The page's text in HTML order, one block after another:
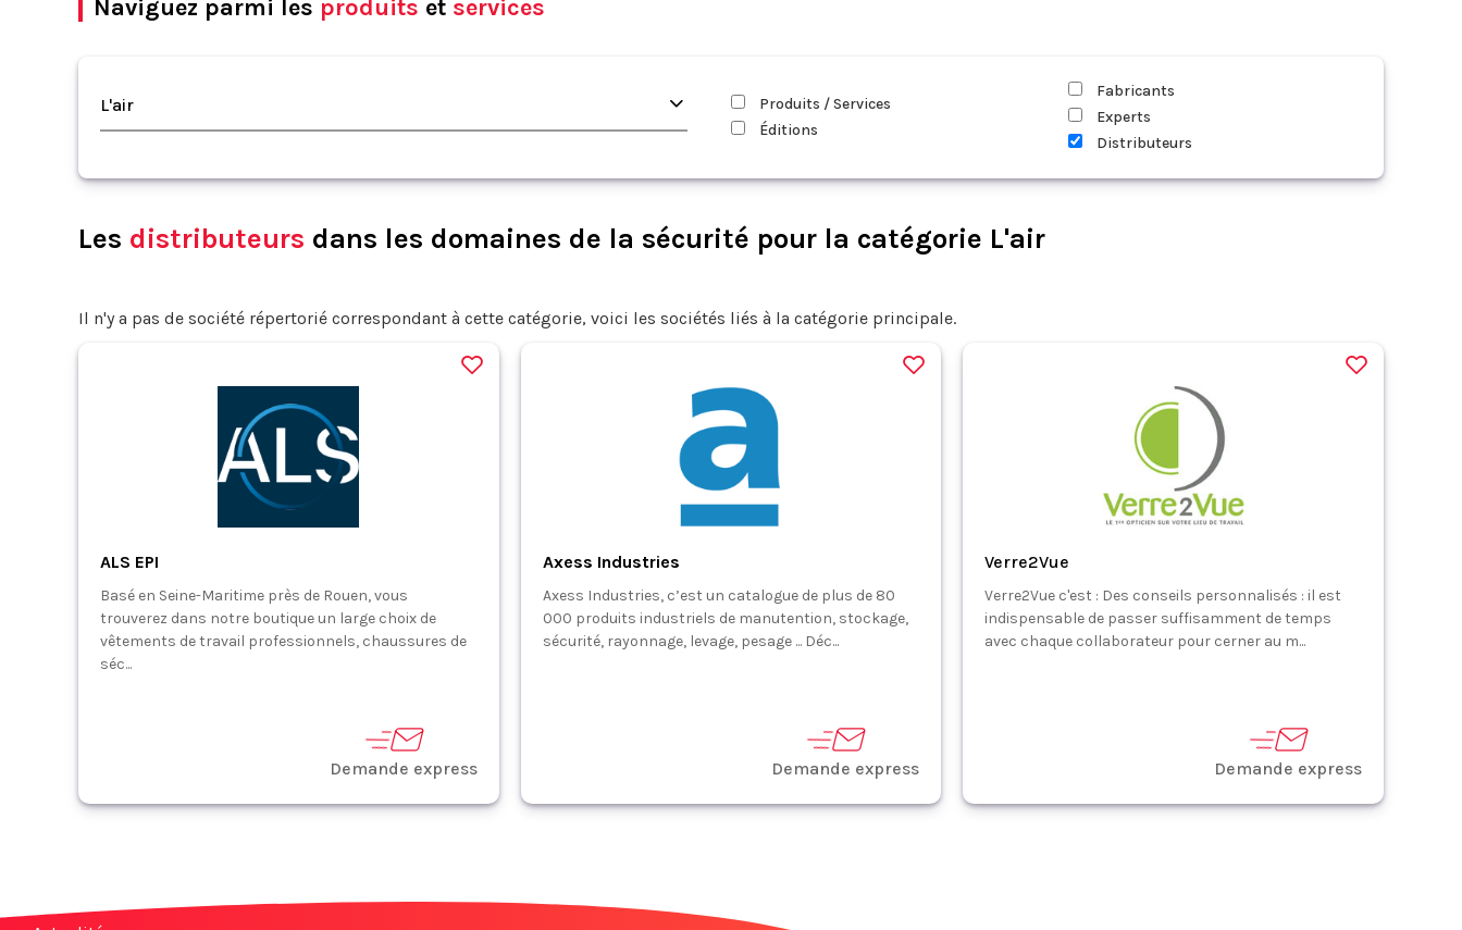
Naviguez parmi les produits et services
L'air
Produits / Services
Éditions
Fabricants
Experts
Distributeurs
Les distributeurs dans les domaines de la sécurité pour la catégorie L'air
Il n'y a pas de société répertorié correspondant à cette catégorie, voici les sociétés liés à la catégorie principale.
ALS EPI
Basé en Seine-Maritime près de Rouen, vous
trouverez dans notre boutique un large choix de
vêtements de travail professionnels, chaussures de
séc...
Demande express
Axess Industries
Axess Industries, c’est un catalogue de plus de 80
000 produits industriels de manutention, stockage,
sécurité, rayonnage, levage, pesage ... Déc...
Demande express
Verre2Vue
Verre2Vue c'est : Des conseils personnalisés : il est
indispensable de passer suffisamment de temps
avec chaque collaborateur pour cerner au m...
Demande express